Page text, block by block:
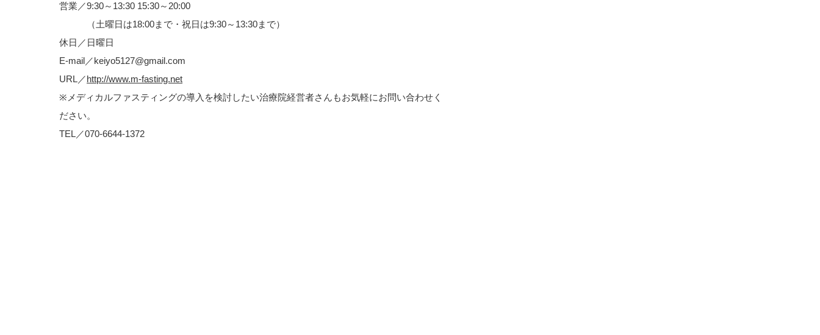
営業／9:30～13:30 15:30～20:00
（土曜日は18:00まで・祝日は9:30～13:30まで）
休日／日曜日
E-mail／keiyo5127@gmail.com
URL／http://www.m-fasting.net
※メディカルファスティングの導入を検討したい治療院経営者さんもお気軽にお問い合わせく
ださい。
TEL／070-6644-1372